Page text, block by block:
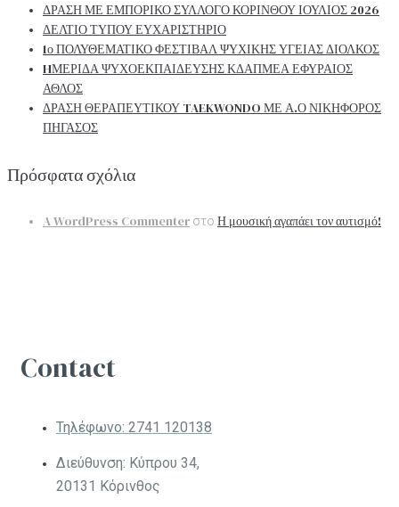
ΔΡΑΣΗ ΜΕ ΕΜΠΟΡΙΚΟ ΣΥΛΛΟΓΟ ΚΟΡΙΝΘΟΥ ΙΟΥΛΙΟΣ 2026
ΔΕΛΤΙΟ ΤΥΠΟΥ ΕΥΧΑΡΙΣΤΗΡΙΟ
1ο ΠΟΛΥΘΕΜΑΤΙΚΟ ΦΕΣΤΙΒΑΛ ΨΥΧΙΚΗΣ ΥΓΕΙΑΣ ΔΙΟΛΚΟΣ
HΜΕΡΙΔΑ ΨΥΧΟΕΚΠΑΙΔΕΥΣΗΣ ΚΔΑΠΜΕΑ ΕΦΥΡΑΙΟΣ
ΑΘΛΟΣ
ΔΡΑΣΗ ΘΕΡΑΠΕΥΤΙΚΟΥ TAEKWONDO ΜΕ Α.Ο ΝΙΚΗΦΟΡΟΣ
ΠΗΓΑΣΟΣ
Πρόσφατα σχόλια
A WordPress Commenter στο Η μουσική αγαπάει τον αυτισμό!
Contact
Τηλέφωνο: 2741 120138
Διεύθυνση: Κύπρου 34,
20131 Κόρινθος